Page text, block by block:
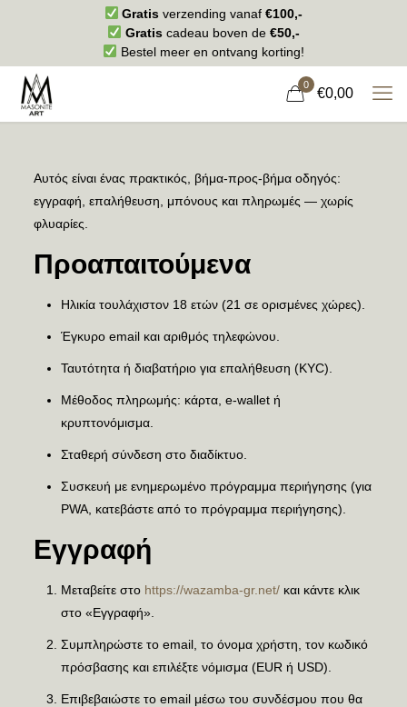
Gratis verzending vanaf€100,-
Gratiscadeau boven de €50,-
Bestel meer en ontvang korting!
0
€0,00
Αυτός είναι ένας πρακτικός, βήμα-προς-βήμα οδηγός:
εγγραφή, επαλήθευση, μπόνους και πληρωμές — χωρίς
φλυαρίες.
Προαπαιτούμενα
Ηλικία τουλάχιστον 18 ετών (21 σε ορισμένες χώρες).
Έγκυρο email και αριθμός τηλεφώνου.
Ταυτότητα ή διαβατήριο για επαλήθευση (KYC).
Μέθοδος πληρωμής: κάρτα, e-wallet ή
κρυπτονόμισμα.
Σταθερή σύνδεση στο διαδίκτυο.
Συσκευή με ενημερωμένο πρόγραμμα περιήγησης (για
PWA, κατεβάστε από το πρόγραμμα περιήγησης).
Εγγραφή
Μεταβείτε στο https://wazamba-gr.net/και κάντε κλικ
στο «Εγγραφή».
Συμπληρώστε το email, το όνομα χρήστη, τον κωδικό
πρόσβασης και επιλέξτε νόμισμα (EUR ή USD).
Επιβεβαιώστε το email μέσω του συνδέσμου που θα